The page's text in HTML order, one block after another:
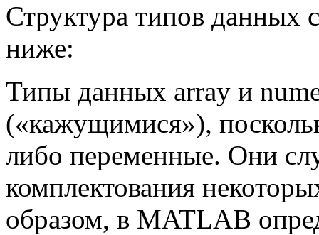
Структура типов данных
ниже:
Типы данных array и
(«кажущимися»),
либо переменные. Они
комплектования
образом, в MATLAB